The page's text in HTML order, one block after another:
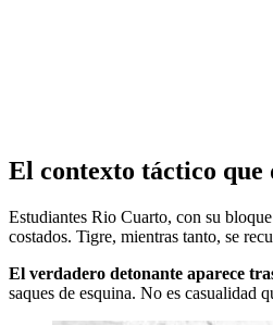
El contexto táctico que
Estudiantes Rio Cuarto, con su
costados. Tigre, mientras tanto, se
El verdadero detonante aparece
saques de esquina. No es casualidad